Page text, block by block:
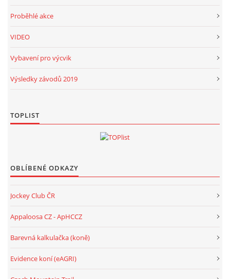
Proběhlé akce
VIDEO
Vybavení pro výcvik
Výsledky závodů 2019
TOPLIST
OBLÍBENÉ ODKAZY
Jockey Club ČR
Appaloosa CZ - ApHCCZ
Barevná kalkulačka (koně)
Evidence koní (eAGRI)